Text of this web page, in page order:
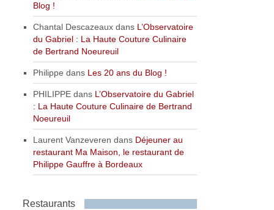
Blog !
Chantal Descazeaux dans L’Observatoire
du Gabriel : La Haute Couture Culinaire
de Bertrand Noeureuil
Philippe dans Les 20 ans du Blog !
PHILIPPE dans L’Observatoire du Gabriel
: La Haute Couture Culinaire de Bertrand
Noeureuil
Laurent Vanzeveren dans Déjeuner au
restaurant Ma Maison, le restaurant de
Philippe Gauffre à Bordeaux
Restaurants